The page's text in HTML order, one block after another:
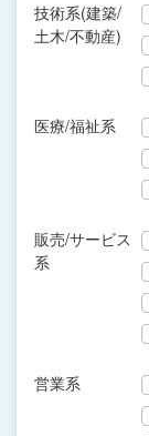
技術系(建築/
土木/不動産)
医療/福祉系
販売/サービス
系
営業系